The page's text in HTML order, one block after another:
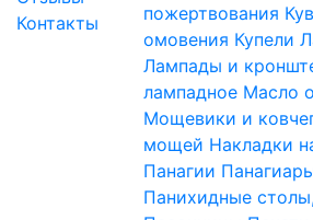
Контакты
пожертвования
омовения Купели
Лампады и
лампадное Масло
Мощевики и
мощей Накладки
Панагии
Панихидные